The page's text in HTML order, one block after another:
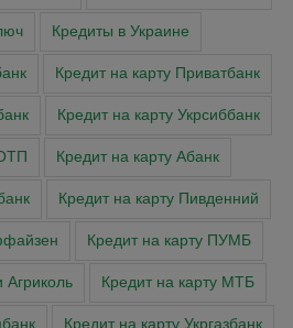
Кредиты в Украине
Кредит на карту Приватбанк
Кредит на карту Укрсиббанк
Кредит на карту Абанк
Кредит на карту Пивденний
Кредит на карту ПУМБ
Агриколь Кредит на карту МТБ
Кредит на карту Укргазбанк